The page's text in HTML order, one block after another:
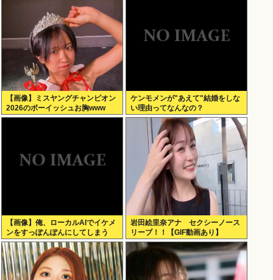
【画像】ミスヤングチャンピオン
2026のボーイッシュお胸www
ケンモメンが"あえて"結婚をしな
い理由ってなんなの？
【画像】俺、ローカルAIでイケメ
ンをすっぽんぽんにしてしまう
www
岩田絵里奈アナ セクシーノース
リーブ！！【GIF動画あり】